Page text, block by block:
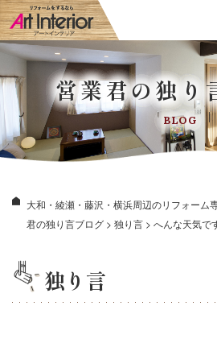
営業君の独り
BLOG
大和・綾瀬・藤沢・横浜周辺のリフォーム
君の独り言ブログ > 独り言 > へんな天気で
独り言